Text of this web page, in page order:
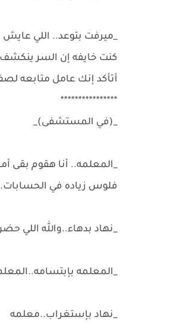
كنت خايفه إن السر
أتأكد إنك عامل متابعه
****************
_(في المستشفى)_
_المعلمه.. أنا هقوم بقى
فلوس زياده في
_نهاد بدهاء..والله اللي
_المعلمه
_نهاد بإستغراب..معلمه